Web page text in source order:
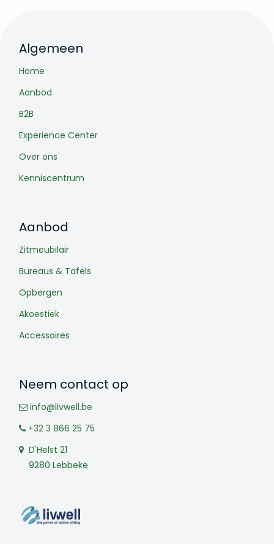
Algemeen
Home
Aanbod
B2B
Experience Center
Over ons
Kenniscentrum
Aanbod
Zitmeubilair
Bureaus & Tafels
Opbergen
Akoestiek
Accessoires
Neem contact op
info@livwell.be
+32 3 866 25 75
D'Helst 21
9280 Lebbeke